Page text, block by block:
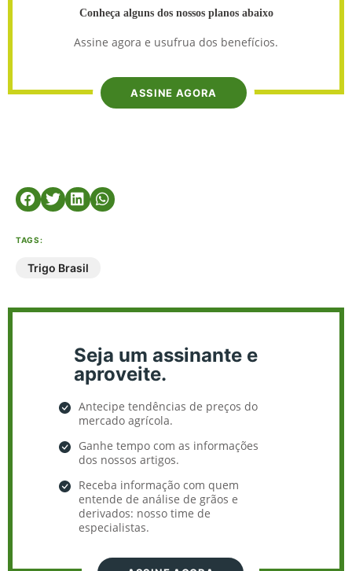
Conheça alguns dos nossos planos abaixo
Assine agora e usufrua dos benefícios.
ASSINE AGORA
TAGS:
Trigo Brasil
Seja um assinante e
aproveite.
Antecipe tendências de preços do
mercado agrícola.
Ganhe tempo com as informações
dos nossos artigos.
Receba informação com quem
entende de análise de grãos e
derivados: nosso time de
especialistas.